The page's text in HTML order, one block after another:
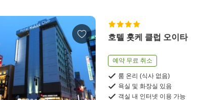
호텔 홋케 클럽 오이타
예약 무료 취소
룸 온리 (식사 없음)
욕실 및 화장실 있음
객실 내 인터넷 이용 가능